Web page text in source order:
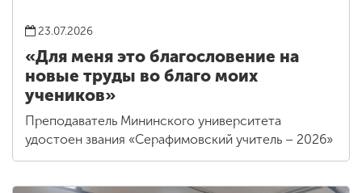
23.07.2026
«Для меня это благословение на
новые труды во благо моих
учеников»
Преподаватель Мининского университета
удостоен звания «Серафимовский учитель – 2026»